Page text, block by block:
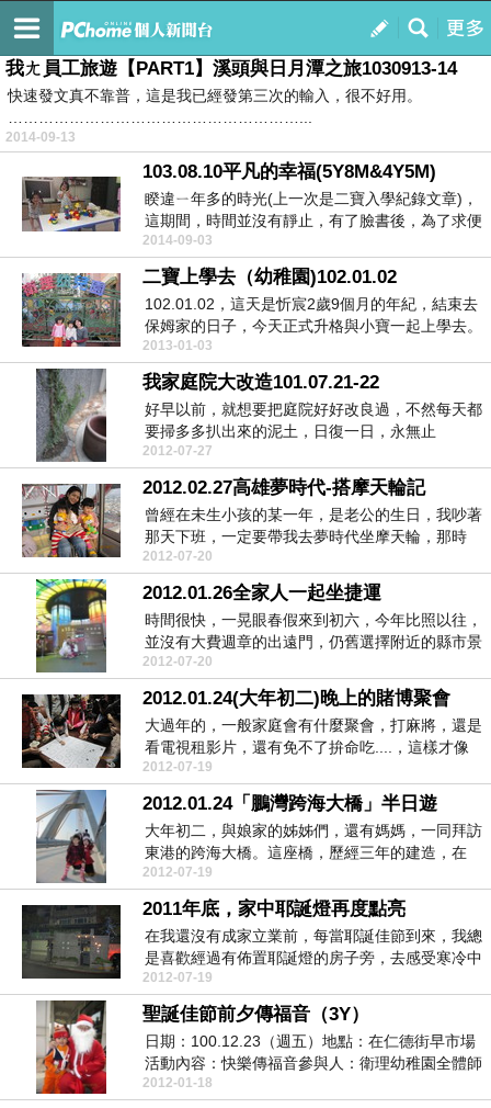
我的
訂閱
Candy & Jones 湛藍的天空
我ㄤ員工旅遊【PART1】溪頭與日月潭之旅1030913-14
快速發文真不靠普，這是我已經發第三次的輸入，很不好用。
2014-09-13
103.08.10平凡的幸福(5Y8M&4Y5M)
睽違ㄧ年多的時光(上一次是二寶入學紀錄文章)，
這期間，時間並沒有靜止，有了臉書後，為了求便
利，往往拍...
2014-09-03
二寶上學去（幼稚園)102.01.02
102.01.02，這天是忻宸2歲9個月的年紀，結束去
保姆家的日子，今天正式升格與小寶一起上學去。
早...
2013-01-03
我家庭院大改造101.07.21-22
好早以前，就想要把庭院好好改良過，不然每天都
要掃多多扒出來的泥土，日復一日，永無止
盡。..........
2012-07-27
2012.02.27高雄夢時代-搭摩天輪記
曾經在未生小孩的某一年，是老公的生日，我吵著
那天下班，一定要帶我去夢時代坐摩天輪，那時
候，正式營運只...
2012-07-20
2012.01.26全家人一起坐捷運
時間很快，一晃眼春假來到初六，今年比照以往，
並沒有大費週章的出遠門，仍舊選擇附近的縣市景
點走走看看，...
2012-07-20
2012.01.24(大年初二)晚上的賭博聚會
大過年的，一般家庭會有什麼聚會，打麻將，還是
看電視租影片，還有免不了拚命吃....，這樣才像
過年嘛^...
2012-07-19
2012.01.24「鵬灣跨海大橋」半日遊
大年初二，與娘家的姊姊們，還有媽媽，一同拜訪
東港的跨海大橋。這座橋，歷經三年的建造，在
2011年3月...
2012-07-19
2011年底，家中耶誕燈再度點亮
在我還沒有成家立業前，每當耶誕佳節到來，我總
是喜歡經過有佈置耶誕燈的房子旁，去感受寒冷中
的一絲溫暖，...
2012-07-19
聖誕佳節前夕傳福音（3Y）
日期：100.12.23（週五）地點：在仁德街早市場
活動內容：快樂傳福音參與人：衛理幼稚園全體師
生 ...
2012-01-18